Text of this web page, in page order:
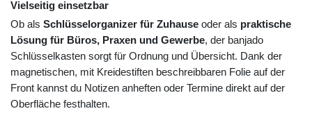
Vielseitig einsetzbar
Ob als Schlüsselorganizer für Zuhause oder als praktische
Lösung für Büros, Praxen und Gewerbe, der banjado
Schlüsselkasten sorgt für Ordnung und Übersicht. Dank der
magnetischen, mit Kreidestiften beschreibbaren Folie auf der
Front kannst du Notizen anheften oder Termine direkt auf der
Oberfläche festhalten.